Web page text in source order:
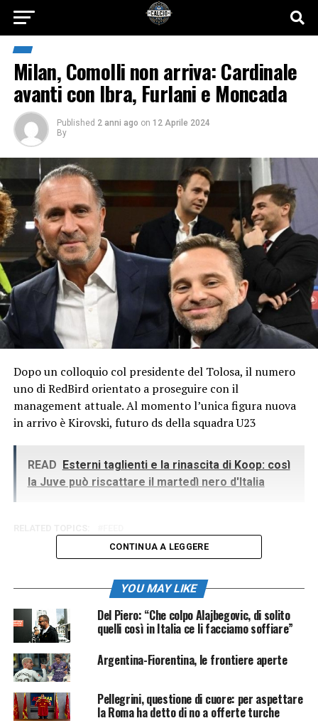
Milan, Comolli non arriva: Cardinale
avanti con Ibra, Furlani e Moncada
Published 2 anni ago on 12 Aprile 2024
By
Dopo un colloquio col presidente del Tolosa, il numero
uno di RedBird orientato a proseguire con il
management attuale. Al momento l’unica figura nuova
in arrivo è Kirovski, futuro ds della squadra U23
READ Esterni taglienti e la rinascita di Koop: così
la Juve può riscattare il martedì nero d'Italia
CONTINUA A LEGGERE
YOU MAY LIKE
Del Piero: “Che colpo Alajbegovic, di solito
quelli così in Italia ce li facciamo soffiare”
Argentina-Fiorentina, le frontiere aperte
Pellegrini, questione di cuore: per aspettare
la Roma ha detto di no a offerte turche